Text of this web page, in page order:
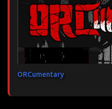
ORCumentary